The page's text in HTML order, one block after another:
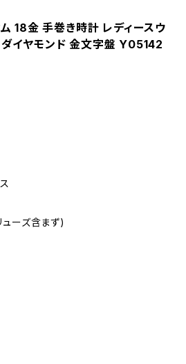
18金 手巻き時計 レディースウ
ダイヤモンド 金文字盤 Y05142
ューズ含まず)